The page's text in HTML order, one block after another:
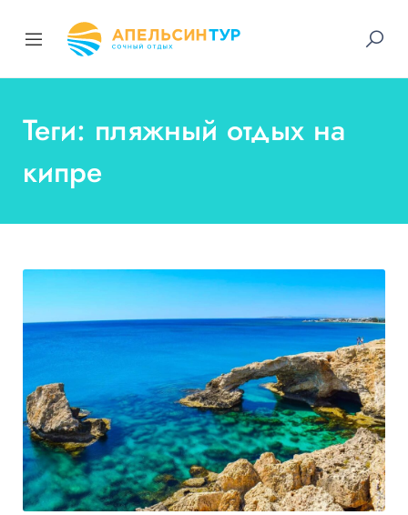
Теги: пляжный отдых на
кипре